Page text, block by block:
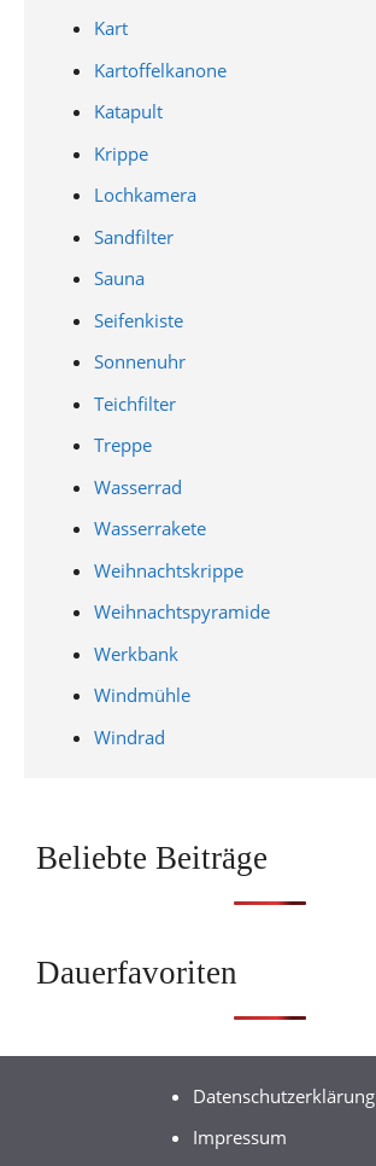
Kart
Kartoffelkanone
Katapult
Krippe
Lochkamera
Sandfilter
Sauna
Seifenkiste
Sonnenuhr
Teichfilter
Treppe
Wasserrad
Wasserrakete
Weihnachtskrippe
Weihnachtspyramide
Werkbank
Windmühle
Windrad
Beliebte Beiträge
Dauerfavoriten
Datenschutzerklärung
Impressum